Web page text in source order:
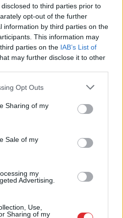
to third parties prior to
opt-out of the further
information by third parties on the
This information may
parties on the IAB’s List of
may further disclose it to other
app uses one or more Google
behaviour. You may click to
and its third-party tags to
purposes in below Google
Opt Outs
Sharing of my
Sale of my
my
Advertising.
Use,
Sharing of my
naktīs kā
māju?
šis
paradums